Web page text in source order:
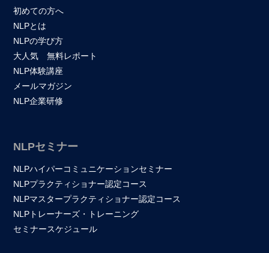
初めての方へ
NLPとは
NLPの学び方
大人気 無料レポート
NLP体験講座
メールマガジン
NLP企業研修
NLPセミナー
NLPハイパーコミュニケーションセミナー
NLPプラクティショナー認定コース
NLPマスタープラクティショナー認定コース
NLPトレーナーズ・トレーニング
セミナースケジュール